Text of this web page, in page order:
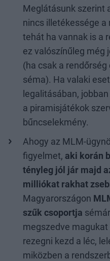
Meglátásunk szerint
nincs illetékessége
tehát ha vannak is a
ez valószínűleg még
(ha csak a
séma). Ha valaki
legalitásában,
a piramisjátékok
bűncselekmény.
Ahogy az MLM-
figyelmet, aki korán
tényleg jól jár majd
milliókat rakhat
Magyarországon
szűk csoportja
megszedve
rezegni kezd a léc,
miközben a